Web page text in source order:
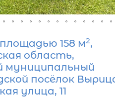
158 м2,
область,
муниципальный
посёлок
улица, 11